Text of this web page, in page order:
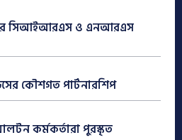
সিআইআরএস ও এনআরএস
কৌশগত পার্টনারশিপ
কর্মকর্তারা পুরস্কৃত